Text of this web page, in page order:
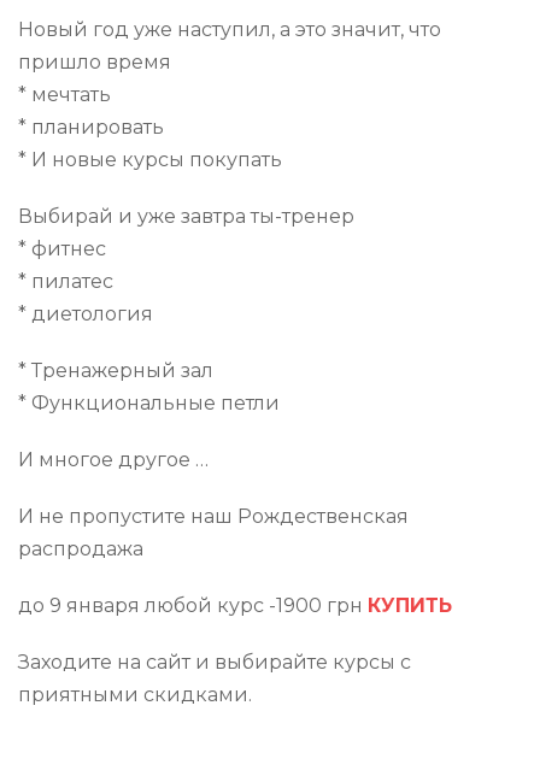
Новый год уже наступил, а это значит, что
пришло время
* мечтать
* планировать
* И новые курсы покупать
Выбирай и уже завтра ты-тренер
* фитнес
* пилатес
* диетология
* Тренажерный зал
* Функциональные петли
И многое другое …
И не пропустите наш Рождественская
распродажа
до 9 января любой курс -1900 грн КУПИТЬ
Заходите на сайт и выбирайте курсы с
приятными скидками.